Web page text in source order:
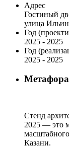
Адрес
Гостиный
улица
Год
2025 - 2025
Год
2025 - 2025
Стенд
2025 — это
Казани.